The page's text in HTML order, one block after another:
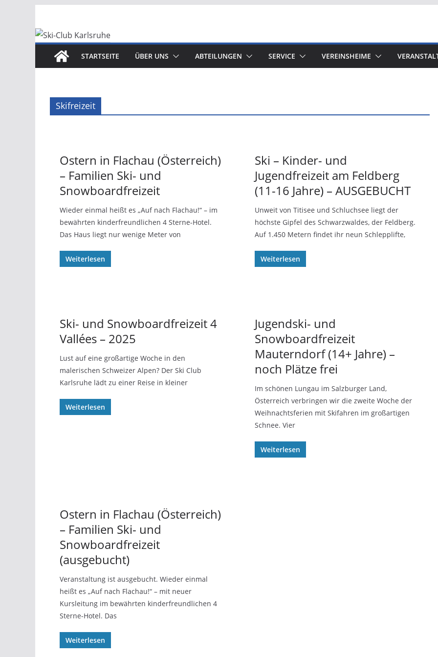
springen
STARTSEITE ÜBER UNS ABTEILUNGEN SERVICE VEREINSHEIME
Skifreizeit
Ostern in Flachau (Österreich)
– Familien Ski- und
Snowboardfreizeit
Wieder einmal heißt es „Auf nach Flachau!“ – im
bewährten kinderfreundlichen 4 Sterne-Hotel.
Das Haus liegt nur wenige Meter von
Weiterlesen
Ski – Kinder- und
Jugendfreizeit am Feldberg
(11-16 Jahre) – AUSGEBUCHT
Unweit von Titisee und Schluchsee liegt der
höchste Gipfel des Schwarzwaldes, der Feldberg.
Auf 1.450 Metern findet ihr neun Schlepplifte,
Weiterlesen
Ski- und Snowboardfreizeit 4
Vallées – 2025
Lust auf eine großartige Woche in den
malerischen Schweizer Alpen? Der Ski Club
Karlsruhe lädt zu einer Reise in kleiner
Weiterlesen
Jugendski- und
Snowboardfreizeit
Mauterndorf (14+ Jahre) –
noch Plätze frei
Im schönen Lungau im Salzburger Land,
Österreich verbringen wir die zweite Woche der
Weihnachtsferien mit Skifahren im großartigen
Schnee. Vier
Weiterlesen
Ostern in Flachau (Österreich)
– Familien Ski- und
Snowboardfreizeit
(ausgebucht)
Veranstaltung ist ausgebucht. Wieder einmal
heißt es „Auf nach Flachau!“ – mit neuer
Kursleitung im bewährten kinderfreundlichen 4
Sterne-Hotel. Das
Weiterlesen